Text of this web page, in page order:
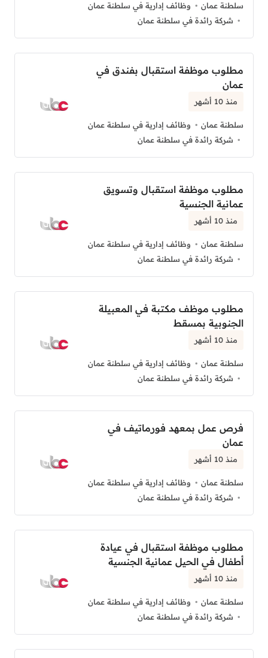
سلطنة عمان
وظائف إدارية في سلطنة عمان
شركة رائدة في سلطنة عمان
مطلوب موظفة استقبال بفندق في
عمان
منذ 10 أشهر
سلطنة عمان
وظائف إدارية في سلطنة عمان
شركة رائدة في سلطنة عمان
مطلوب موظفة استقبال وتسويق
عمانية الجنسية
منذ 10 أشهر
سلطنة عمان
وظائف إدارية في سلطنة عمان
شركة رائدة في سلطنة عمان
مطلوب موظف مكتبة في المعبيلة
الجنوبية بمسقط
منذ 10 أشهر
سلطنة عمان
وظائف إدارية في سلطنة عمان
شركة رائدة في سلطنة عمان
فرص عمل بمعهد فورماتيف في
عمان
منذ 10 أشهر
سلطنة عمان
وظائف إدارية في سلطنة عمان
شركة رائدة في سلطنة عمان
مطلوب موظفة استقبال في عيادة
أطفال في الحيل عمانية الجنسية
منذ 10 أشهر
سلطنة عمان
وظائف إدارية في سلطنة عمان
شركة رائدة في سلطنة عمان